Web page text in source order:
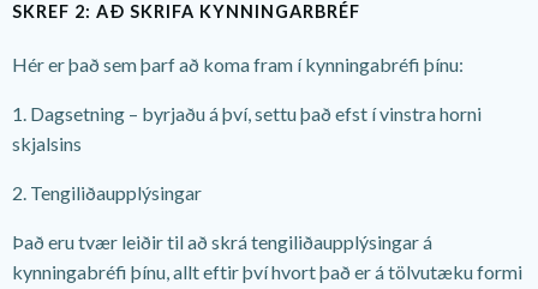
SKREF 2: AÐ SKRIFA KYNNINGARBRÉF
Hér er það sem þarf að koma fram í kynningabréfi þínu:
1. Dagsetning – byrjaðu á því, settu það efst í vinstra horni
skjalsins
2. Tengiliðaupplýsingar
Það eru tvær leiðir til að skrá tengiliðaupplýsingar á
kynningabréfi þínu, allt eftir því hvort það er á tölvutæku formi